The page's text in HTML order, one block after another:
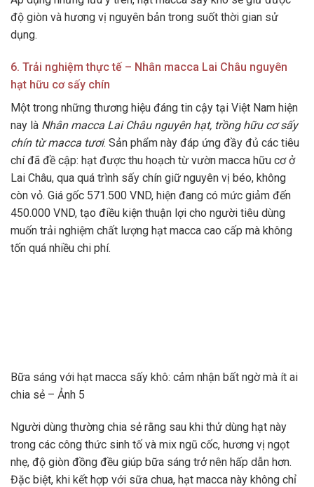
độ giòn và hương vị nguyên bản trong suốt thời gian sử
dụng.
6. Trải nghiệm thực tế – Nhân macca Lai Châu nguyên
hạt hữu cơ sấy chín
Một trong những thương hiệu đáng tin cậy tại Việt Nam hiện
nay là Nhân macca Lai Châu nguyên hạt, trồng hữu cơ sấy
chín từ macca tươi. Sản phẩm này đáp ứng đầy đủ các tiêu
chí đã đề cập: hạt được thu hoạch từ vườn macca hữu cơ ở
Lai Châu, qua quá trình sấy chín giữ nguyên vị béo, không
còn vỏ. Giá gốc 571.500 VND, hiện đang có mức giảm đến
450.000 VND, tạo điều kiện thuận lợi cho người tiêu dùng
muốn trải nghiệm chất lượng hạt macca cao cấp mà không
tốn quá nhiều chi phí.
Bữa sáng với hạt macca sấy khô: cảm nhận bất ngờ mà ít ai
chia sẻ – Ảnh 5
Người dùng thường chia sẻ rằng sau khi thử dùng hạt này
trong các công thức sinh tố và mix ngũ cốc, hương vị ngọt
nhẹ, độ giòn đồng đều giúp bữa sáng trở nên hấp dẫn hơn.
Đặc biệt, khi kết hợp với sữa chua, hạt macca này không chỉ